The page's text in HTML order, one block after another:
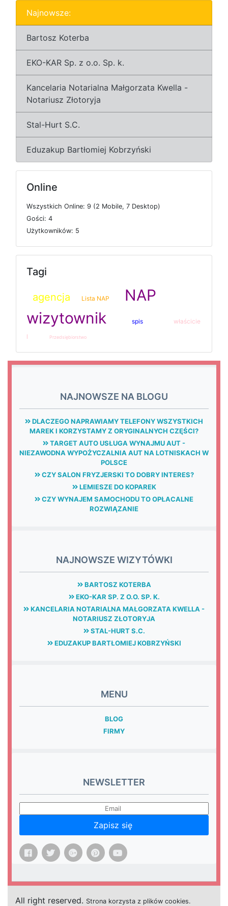
Najnowsze:
Bartosz Koterba
EKO-KAR Sp. z o.o. Sp. k.
Kancelaria Notarialna Małgorzata Kwella -
Notariusz Złotoryja
Stal-Hurt S.C.
Eduzakup Bartłomiej Kobrzyński
Online
Wszystkich Online: 9 (2 Mobile, 7 Desktop)
Gości: 4
Użytkowników: 5
Tagi
agencja Lista NAP
NAP
wizytownik
spis
właścicie
l
Przedsiębiorstwo
NAJNOWSZE NA BLOGU
DLACZEGO NAPRAWIAMY TELEFONY WSZYSTKICH
MAREK I KORZYSTAMY Z ORYGINALNYCH CZĘŚCI?
TARGET AUTO USŁUGA WYNAJMU AUT -
NIEZAWODNA WYPOŻYCZALNIA AUT NA LOTNISKACH W
POLSCE
CZY SALON FRYZJERSKI TO DOBRY INTERES?
LEMIESZE DO KOPAREK
CZY WYNAJEM SAMOCHODU TO OPŁACALNE
ROZWIĄZANIE
NAJNOWSZE WIZYTÓWKI
BARTOSZ KOTERBA
EKO-KAR SP. Z O.O. SP. K.
KANCELARIA NOTARIALNA MAŁGORZATA KWELLA -
NOTARIUSZ ZŁOTORYJA
STAL-HURT S.C.
EDUZAKUP BARTŁOMIEJ KOBRZYŃSKI
MENU
BLOG
FIRMY
NEWSLETTER
Zapisz się
All right reserved. Strona korzysta z plików cookies.